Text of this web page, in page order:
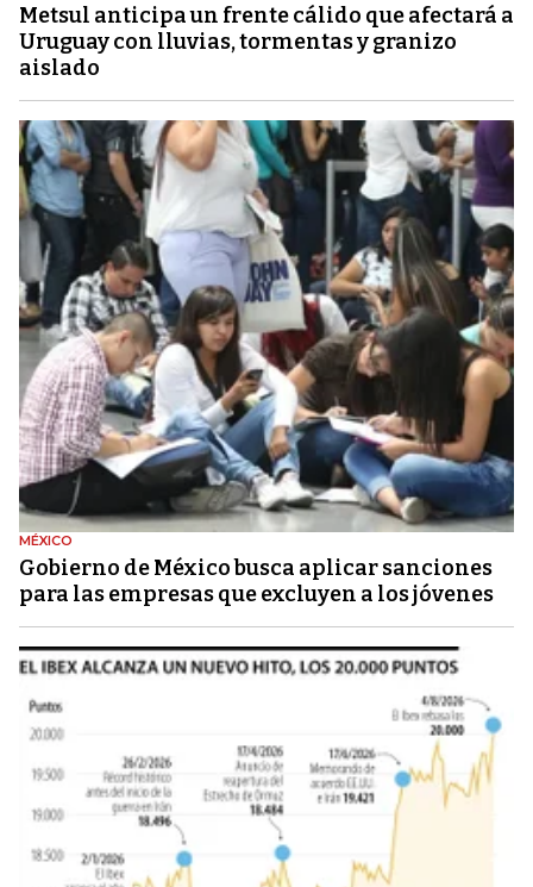
Metsul anticipa un frente cálido que afectará a
Uruguay con lluvias, tormentas y granizo
aislado
MÉXICO
Gobierno de México busca aplicar sanciones
para las empresas que excluyen a los jóvenes